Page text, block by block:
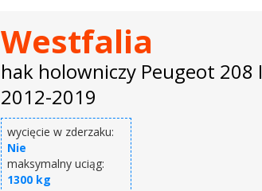
Westfalia
hak holowniczy Peugeot 208 I
2012-2019
wycięcie w zderzaku:
Nie
maksymalny uciąg:
1300 kg